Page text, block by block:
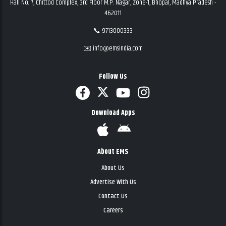
Hall No. 7, Chittod Complex, 3rd Floor M.P. Nagar, Zone-1, Bhopal, Madhya Pradesh -
462011
📞 9713000333
✉️ info@emsindia.com
Follow Us
Download Apps
About EMS
About Us
Advertise With Us
Contact Us
Careers